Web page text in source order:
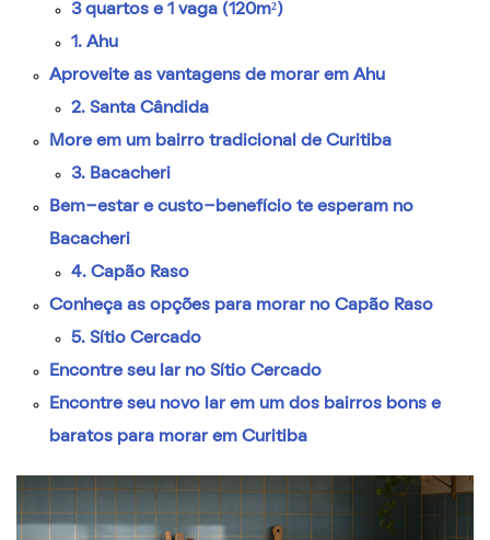
3 quartos e 1 vaga (120m²)
1. Ahu
Aproveite as vantagens de morar em Ahu
2. Santa Cândida
More em um bairro tradicional de Curitiba
3. Bacacheri
Bem-estar e custo-benefício te esperam no
Bacacheri
4. Capão Raso
Conheça as opções para morar no Capão Raso
5. Sítio Cercado
Encontre seu lar no Sítio Cercado
Encontre seu novo lar em um dos bairros bons e
baratos para morar em Curitiba